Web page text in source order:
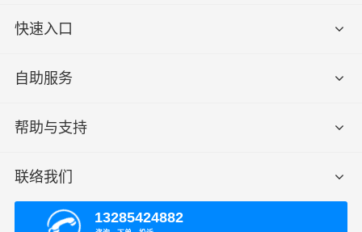
快速入口
自助服务
帮助与支持
联络我们
13285424882